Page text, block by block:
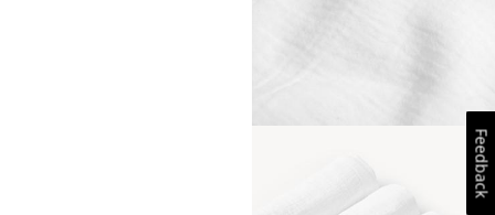
Feedback